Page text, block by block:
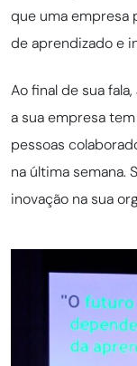
que uma empresa
de aprendizado e
Ao final de sua
a sua empresa
pessoas
na última semana.
inovação na sua